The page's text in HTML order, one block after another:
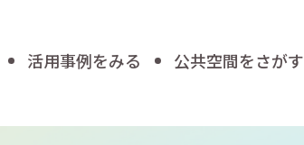
活用事例をみる 公共空間をさがす